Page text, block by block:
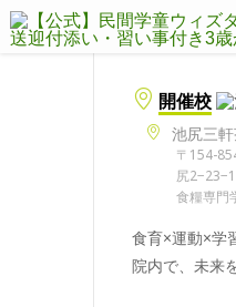
開催校
池尻三
〒154-
尻
食糧専門
食育×運動×学
院内で、未来